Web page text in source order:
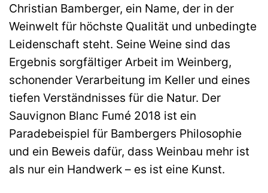
Christian Bamberger, ein Name, der in der
Weinwelt für höchste Qualität und unbedingte
Leidenschaft steht. Seine Weine sind das
Ergebnis sorgfältiger Arbeit im Weinberg,
schonender Verarbeitung im Keller und eines
tiefen Verständnisses für die Natur. Der
Sauvignon Blanc Fumé 2018 ist ein
Paradebeispiel für Bambergers Philosophie
und ein Beweis dafür, dass Weinbau mehr ist
als nur ein Handwerk – es ist eine Kunst.